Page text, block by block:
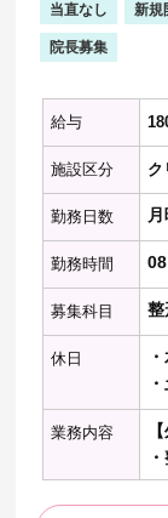
※
当直なし 新規
院長募集
給与
施設区分 ク
勤務日数
勤務時間
募集科目 整
休日
・
業務内容